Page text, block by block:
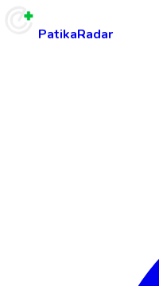
PatikaRadar